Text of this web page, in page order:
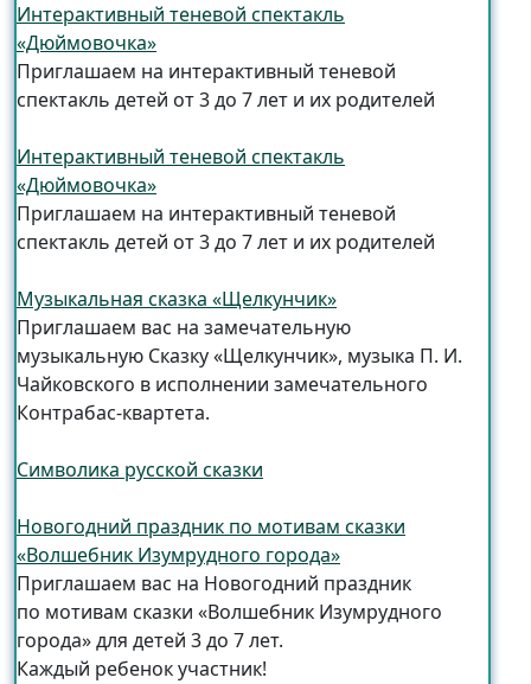
Интерактивный теневой спектакль
«Дюймовочка»
Приглашаем на интерактивный теневой
спектакль детей от 3 до 7 лет и их родителей
Интерактивный теневой спектакль
«Дюймовочка»
Приглашаем на интерактивный теневой
спектакль детей от 3 до 7 лет и их родителей
Музыкальная сказка «Щелкунчик»
Приглашаем вас на замечательную
музыкальную Сказку «Щелкунчик», музыка П. И.
Чайковского в исполнении замечательного
Контрабас-квартета.
Символика русской сказки
Новогодний праздник по мотивам сказки
«Волшебник Изумрудного города»
Приглашаем вас на Новогодний праздник
по мотивам сказки «Волшебник Изумрудного
города» для детей 3 до 7 лет.
Каждый ребенок участник!